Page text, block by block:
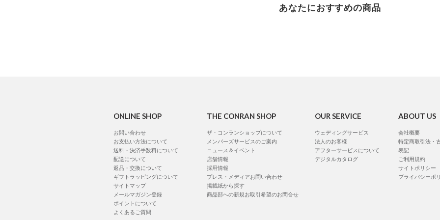
あなたにおすすめの商品
ONLINE SHOP
お問い合わせ
お支払い方法について
送料・決済手数料について
配送について
返品・交換について
ギフトラッピングについて
サイトマップ
メールマガジン登録
ポイントについて
よくあるご質問
THE CONRAN SHOP
ザ・コンランショップについて
メンバーズサービスのご案内
ニュース＆イベント
店舗情報
採用情報
プレス・メディアお問い合わせ
掲載紙から探す
商品部への新規お取引希望のお問合せ
OUR SERVICE
ウェディングサービス
法人のお客様
アフターサービスについて
デジタルカタログ
ABOUT US
会社概要
特定商取引法・
表記
ご利用規約
サイトポリシー
プライバシーポ